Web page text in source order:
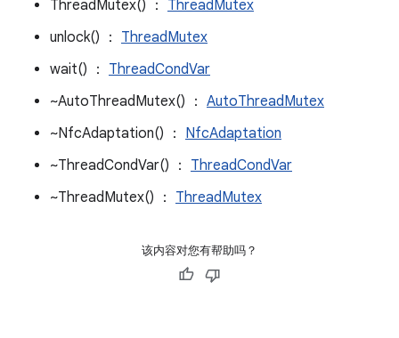
ThreadMutex() ： ThreadMutex
unlock() ： ThreadMutex
wait() ： ThreadCondVar
~AutoThreadMutex() ： AutoThreadMutex
~NfcAdaptation() ： NfcAdaptation
~ThreadCondVar() ： ThreadCondVar
~ThreadMutex() ： ThreadMutex
该内容对您有帮助吗？